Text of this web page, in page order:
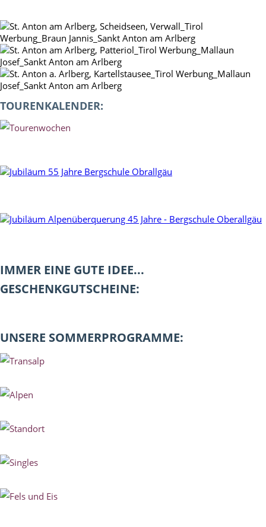
TOURENKALENDER:
IMMER EINE GUTE IDEE...
GESCHENKGUTSCHEINE:
UNSERE SOMMERPROGRAMME: